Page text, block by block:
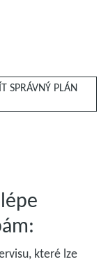
SPRÁVNÝ PLÁN
které lze